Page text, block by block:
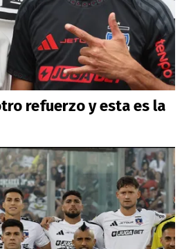
refuerzo y esta es la